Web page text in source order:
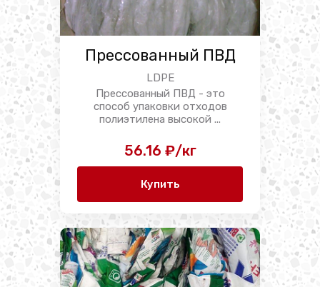
Прессованный ПВД
LDPE
Прессованный ПВД - это
способ упаковки отходов
полиэтилена высокой ...
56.16 ₽/кг
Купить